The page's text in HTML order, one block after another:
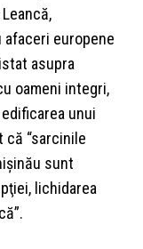
europene
asupra
oameni integri,
unui
că “sarcinile
sunt
lichidarea